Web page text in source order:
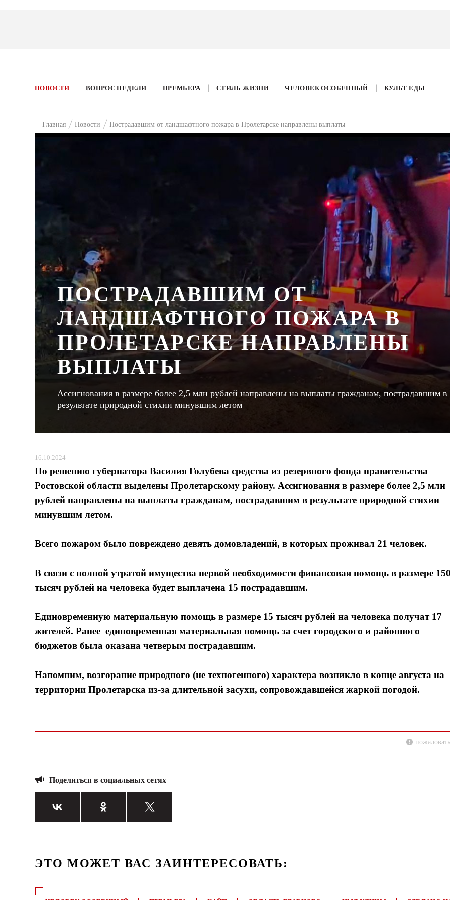
НОВОСТИ ВОПРОС НЕДЕЛИ ПРЕМЬЕРА СТИЛЬ ЖИЗНИ ЧЕЛОВЕК ОСОБЕННЫЙ КУЛЬТ ЕДЫ
Главная Новости Пострадавшим от ландшафтного пожара в Пролетарске направлены выплаты
ПОСТРАДАВШИМ ОТ
ЛАНДШАФТНОГО ПОЖАРА В
ПРОЛЕТАРСКЕ НАПРАВЛЕНЫ
ВЫПЛАТЫ
Ассигнования в размере более 2,5 млн рублей направлены на выплаты гражданам, пострадавшим в
результате природной стихии минувшим летом
16.10.2024
По решению губернатора Василия Голубева средства из резервного фонда правительства
Ростовской области выделены Пролетарскому району. Ассигнования в размере более 2,5 млн
рублей направлены на выплаты гражданам, пострадавшим в результате природной стихии
минувшим летом.
Всего пожаром было повреждено девять домовладений, в которых проживал 21 человек.
В связи с полной утратой имущества первой необходимости финансовая помощь в размере
тысяч рублей на человека будет выплачена 15 пострадавшим.
Единовременную материальную помощь в размере 15 тысяч рублей на человека получат 17
жителей. Ранее единовременная материальная помощь за счет городского и районного
бюджетов была оказана четверым пострадавшим.
Напомним, возгорание природного (не техногенного) характера возникло в конце августа на
территории Пролетарска из-за длительной засухи, сопровождавшейся жаркой погодой.
Поделиться в социальных сетях
ЭТО МОЖЕТ ВАС ЗАИНТЕРЕСОВАТЬ: